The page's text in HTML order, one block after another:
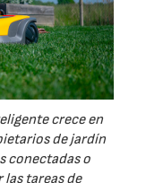
crece en
de jardín
conectadas o
tareas de